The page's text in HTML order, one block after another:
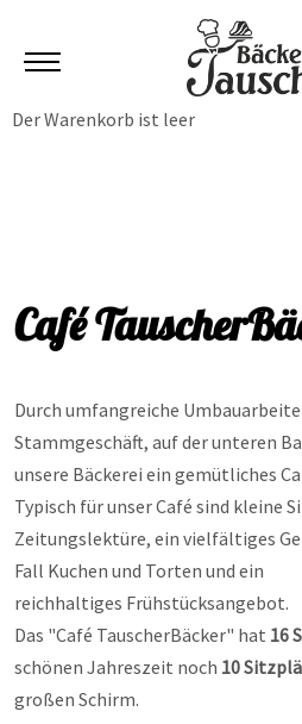
Mobile Menu Toggle
Der Warenkorb ist leer
Café
Durch umfangreiche
Stammgeschäft, auf der unteren
unsere Bäckerei ein gemütliches
Typisch für unser Café sind kleine
Zeitungslektüre, ein vielfältiges
Fall Kuchen und Torten und ein
reichhaltiges Frühstücksangebot.
Das "Café TauscherBäcker" hat 16
schönen Jahreszeit noch 10
großen Schirm.